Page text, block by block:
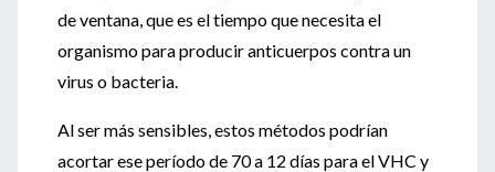
de ventana, que es el tiempo que necesita el
organismo para producir anticuerpos contra un
virus o bacteria.
Al ser más sensibles, estos métodos podrían
acortar ese período de 70 a 12 días para el VHC y